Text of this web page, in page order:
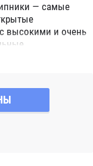
— самые
высокими и очень
с обеих сторон
с обеих сторон
каучука
Также